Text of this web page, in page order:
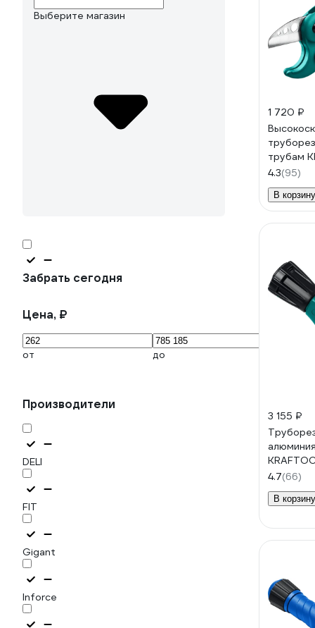
Выберите магазин
Забрать сегодня
Цена, ₽
от до
Производители
DELI
FIT
Gigant
Inforce
1 720 ₽
трубам
38 до 38
4.3(95)
В корзину
3 155 ₽
23483
4.7(66)
В корзину